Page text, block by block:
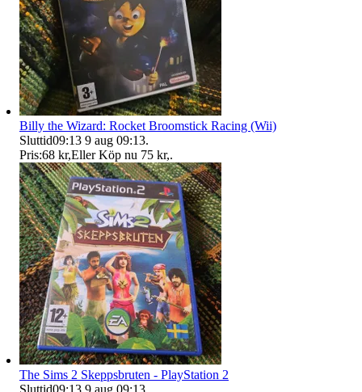
Billy the Wizard: Rocket Broomstick Racing (Wii)
Sluttid09:13 9 aug 09:13.
Pris:68 kr,Eller Köp nu 75 kr,.
The Sims 2 Skeppsbruten - PlayStation 2
Sluttid09:13 9 aug 09:13